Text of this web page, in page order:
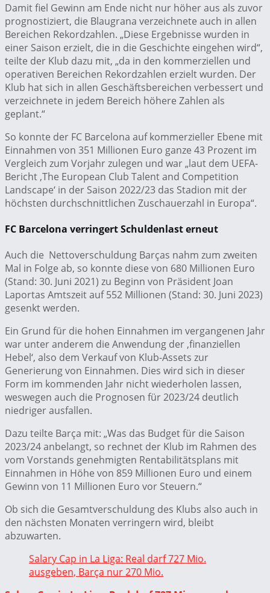
Damit fiel Gewinn am Ende nicht nur höher aus als zuvor
prognostiziert, die Blaugrana verzeichnete auch in allen
Bereichen Rekordzahlen. „Diese Ergebnisse wurden in
einer Saison erzielt, die in die Geschichte eingehen wird“,
teilte der Klub dazu mit, „da in den kommerziellen und
operativen Bereichen Rekordzahlen erzielt wurden. Der
Klub hat sich in allen Geschäftsbereichen verbessert und
verzeichnete in jedem Bereich höhere Zahlen als
geplant.“
So konnte der FC Barcelona auf kommerzieller Ebene mit
Einnahmen von 351 Millionen Euro ganze 43 Prozent im
Vergleich zum Vorjahr zulegen und war „laut dem UEFA-
Bericht ‚The European Club Talent and Competition
Landscape‘ in der Saison 2022/23 das Stadion mit der
höchsten durchschnittlichen Zuschauerzahl in Europa“.
FC Barcelona verringert Schuldenlast erneut
Auch die Nettoverschuldung Barças nahm zum zweiten
Mal in Folge ab, so konnte diese von 680 Millionen Euro
(Stand: 30. Juni 2021) zu Beginn von Präsident Joan
Laportas Amtszeit auf 552 Millionen (Stand: 30. Juni 2023)
gesenkt werden.
Ein Grund für die hohen Einnahmen im vergangenen Jahr
war unter anderem die Anwendung der ‚finanziellen
Hebel‘, also dem Verkauf von Klub-Assets zur
Generierung von Einnahmen. Dies wird sich in dieser
Form im kommenden Jahr nicht wiederholen lassen,
weswegen auch die Prognosen für 2023/24 deutlich
niedriger ausfallen.
Dazu teilte Barça mit: „Was das Budget für die Saison
2023/24 anbelangt, so rechnet der Klub im Rahmen des
vom Vorstands genehmigten Rentabilitätsplans mit
Einnahmen in Höhe von 859 Millionen Euro und einem
Gewinn von 11 Millionen Euro vor Steuern.“
Ob sich die Gesamtverschuldung des Klubs also auch in
den nächsten Monaten verringern wird, bleibt
abzuwarten.
Salary Cap in La Liga: Real darf 727 Mio.
ausgeben, Barça nur 270 Mio.